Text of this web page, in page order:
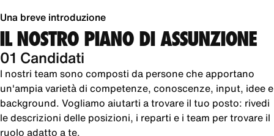
Una breve introduzione
IL NOSTRO PIANO DI ASSUNZIONE
01 Candidati
I nostri team sono composti da persone che apportano
un'ampia varietà di competenze, conoscenze, input, idee e
background. Vogliamo aiutarti a trovare il tuo posto: rivedi
le descrizioni delle posizioni, i reparti e i team per trovare il
ruolo adatto a te.